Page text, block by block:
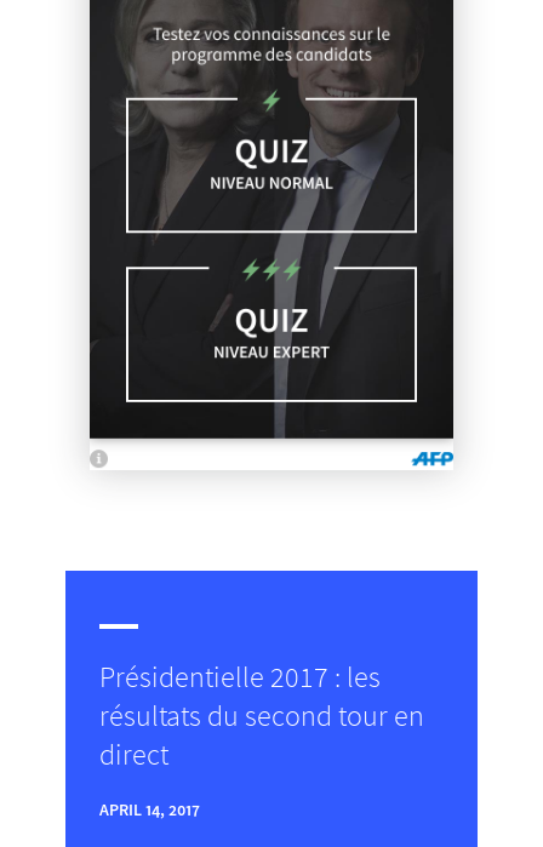
Présidentielle 2017 : les
résultats du second tour en
direct
APRIL 14, 2017